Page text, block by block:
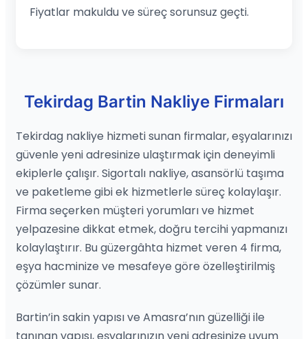
Fiyatlar makuldu ve süreç sorunsuz geçti.
Tekirdag Bartin Nakliye Firmaları
Tekirdag nakliye hizmeti sunan firmalar, eşyalarınızı
güvenle yeni adresinize ulaştırmak için deneyimli
ekiplerle çalışır. Sigortalı nakliye, asansörlü taşıma
ve paketleme gibi ek hizmetlerle süreç kolaylaşır.
Firma seçerken müşteri yorumları ve hizmet
yelpazesine dikkat etmek, doğru tercihi yapmanızı
kolaylaştırır. Bu güzergâhta hizmet veren 4 firma,
eşya hacminize ve mesafeye göre özelleştirilmiş
çözümler sunar.
Bartin’in sakin yapısı ve Amasra’nın güzelliği ile
tanınan yapısı, eşyalarınızın yeni adresinize uyum